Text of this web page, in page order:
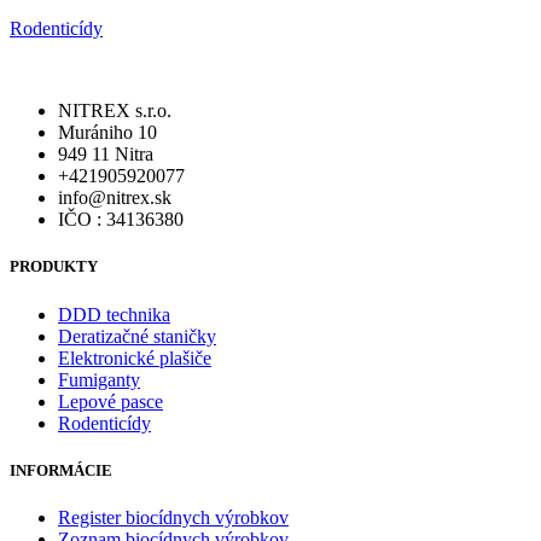
Rodenticídy
NITREX s.r.o.
Murániho 10
949 11 Nitra
+421905920077
info@nitrex.sk
IČO : 34136380
PRODUKTY
DDD technika
Deratizačné staničky
Elektronické plašiče
Fumiganty
Lepové pasce
Rodenticídy
INFORMÁCIE
Register biocídnych výrobkov